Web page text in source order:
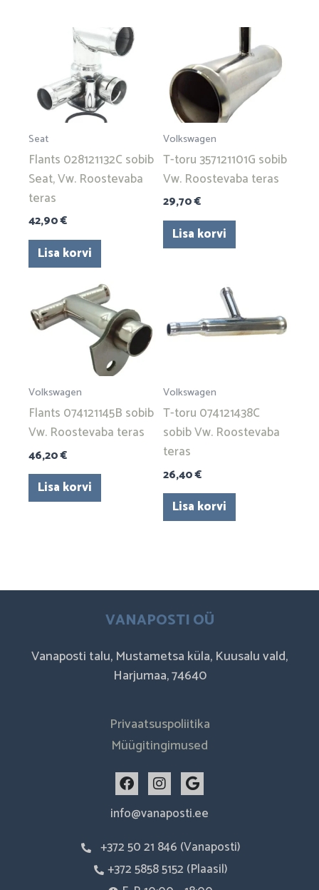
Seat
Flants 028121132C sobib
Seat, Vw. Roostevaba
teras
42,90€
Lisa korvi
Volkswagen
T-toru 357121101G sobib
Vw. Roostevaba teras
29,70€
Lisa korvi
Volkswagen
Flants 074121145B sobib
Vw. Roostevaba teras
46,20€
Lisa korvi
Volkswagen
T-toru 074121438C
sobib Vw. Roostevaba
teras
26,40€
Lisa korvi
VANAPOSTI OÜ
Vanaposti talu, Mustametsa küla, Kuusalu vald,
Harjumaa, 74640
Privaatsuspoliitika
Müügitingimused
F
a
c
e
o
o
k
I
n
s
t
g
r
a
G
o
o
g
e
info@vanaposti.ee
+372 50 21 846 (Vanaposti)
+372 5858 5152 (Plaasil)